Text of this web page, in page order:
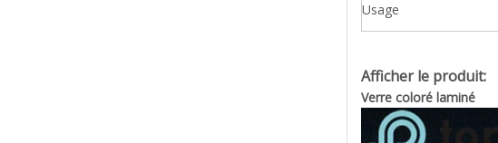
Usage
Afficher le produit:
Verre coloré laminé